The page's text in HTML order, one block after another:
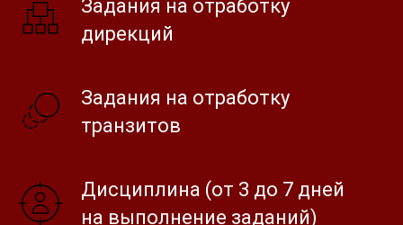
Задания на отработку
дирекций
Задания на отработку
транзитов
Дисциплина (от 3 до 7 дней
на выполнение заданий)